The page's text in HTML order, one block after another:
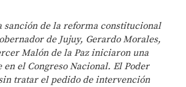
sanción de la reforma constitucional
de Jujuy, Gerardo Morales,
Malón de la Paz iniciaron una
el Congreso Nacional. El Poder
tratar el pedido de intervención